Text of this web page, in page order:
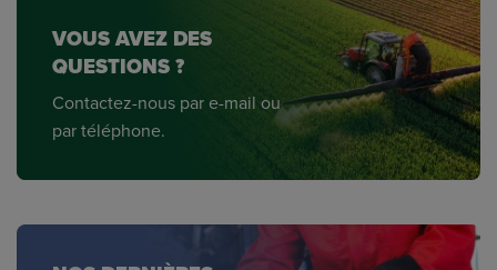
VOUS AVEZ DES
QUESTIONS ?
Contactez-nous par e-mail ou
par téléphone.